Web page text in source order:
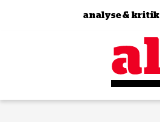
Zum Inhalt springen
analyse & kritik